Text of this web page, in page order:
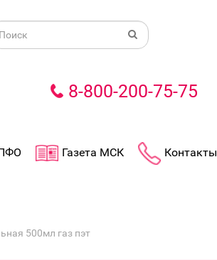
8-800-200-75-75
Газета МСК Контакты
500мл газ пэт